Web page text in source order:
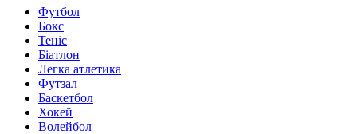
Футбол
Бокс
Теніс
Біатлон
Легка атлетика
Футзал
Баскетбол
Хокей
Волейбол